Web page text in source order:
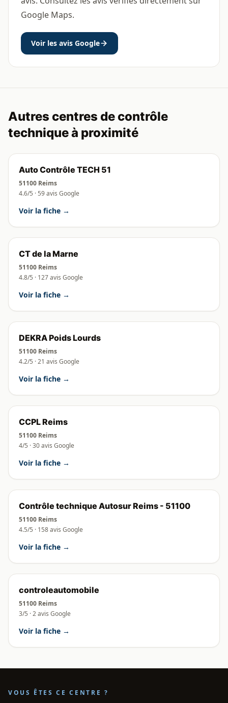
Google Maps.
Voir les avis Google
Autres centres de contrôle
technique à proximité
Auto Contrôle TECH 51
51100 Reims
4.6/5 · 59 avis Google
Voir la fiche →
CT de la Marne
51100 Reims
4.8/5 · 127 avis Google
Voir la fiche →
DEKRA Poids Lourds
51100 Reims
4.2/5 · 21 avis Google
Voir la fiche →
CCPL Reims
51100 Reims
4/5 · 30 avis Google
Voir la fiche →
Contrôle technique Autosur Reims - 51100
51100 Reims
4.5/5 · 158 avis Google
Voir la fiche →
controleautomobile
51100 Reims
3/5 · 2 avis Google
Voir la fiche →
VOUS ÊTES CE CENTRE ?